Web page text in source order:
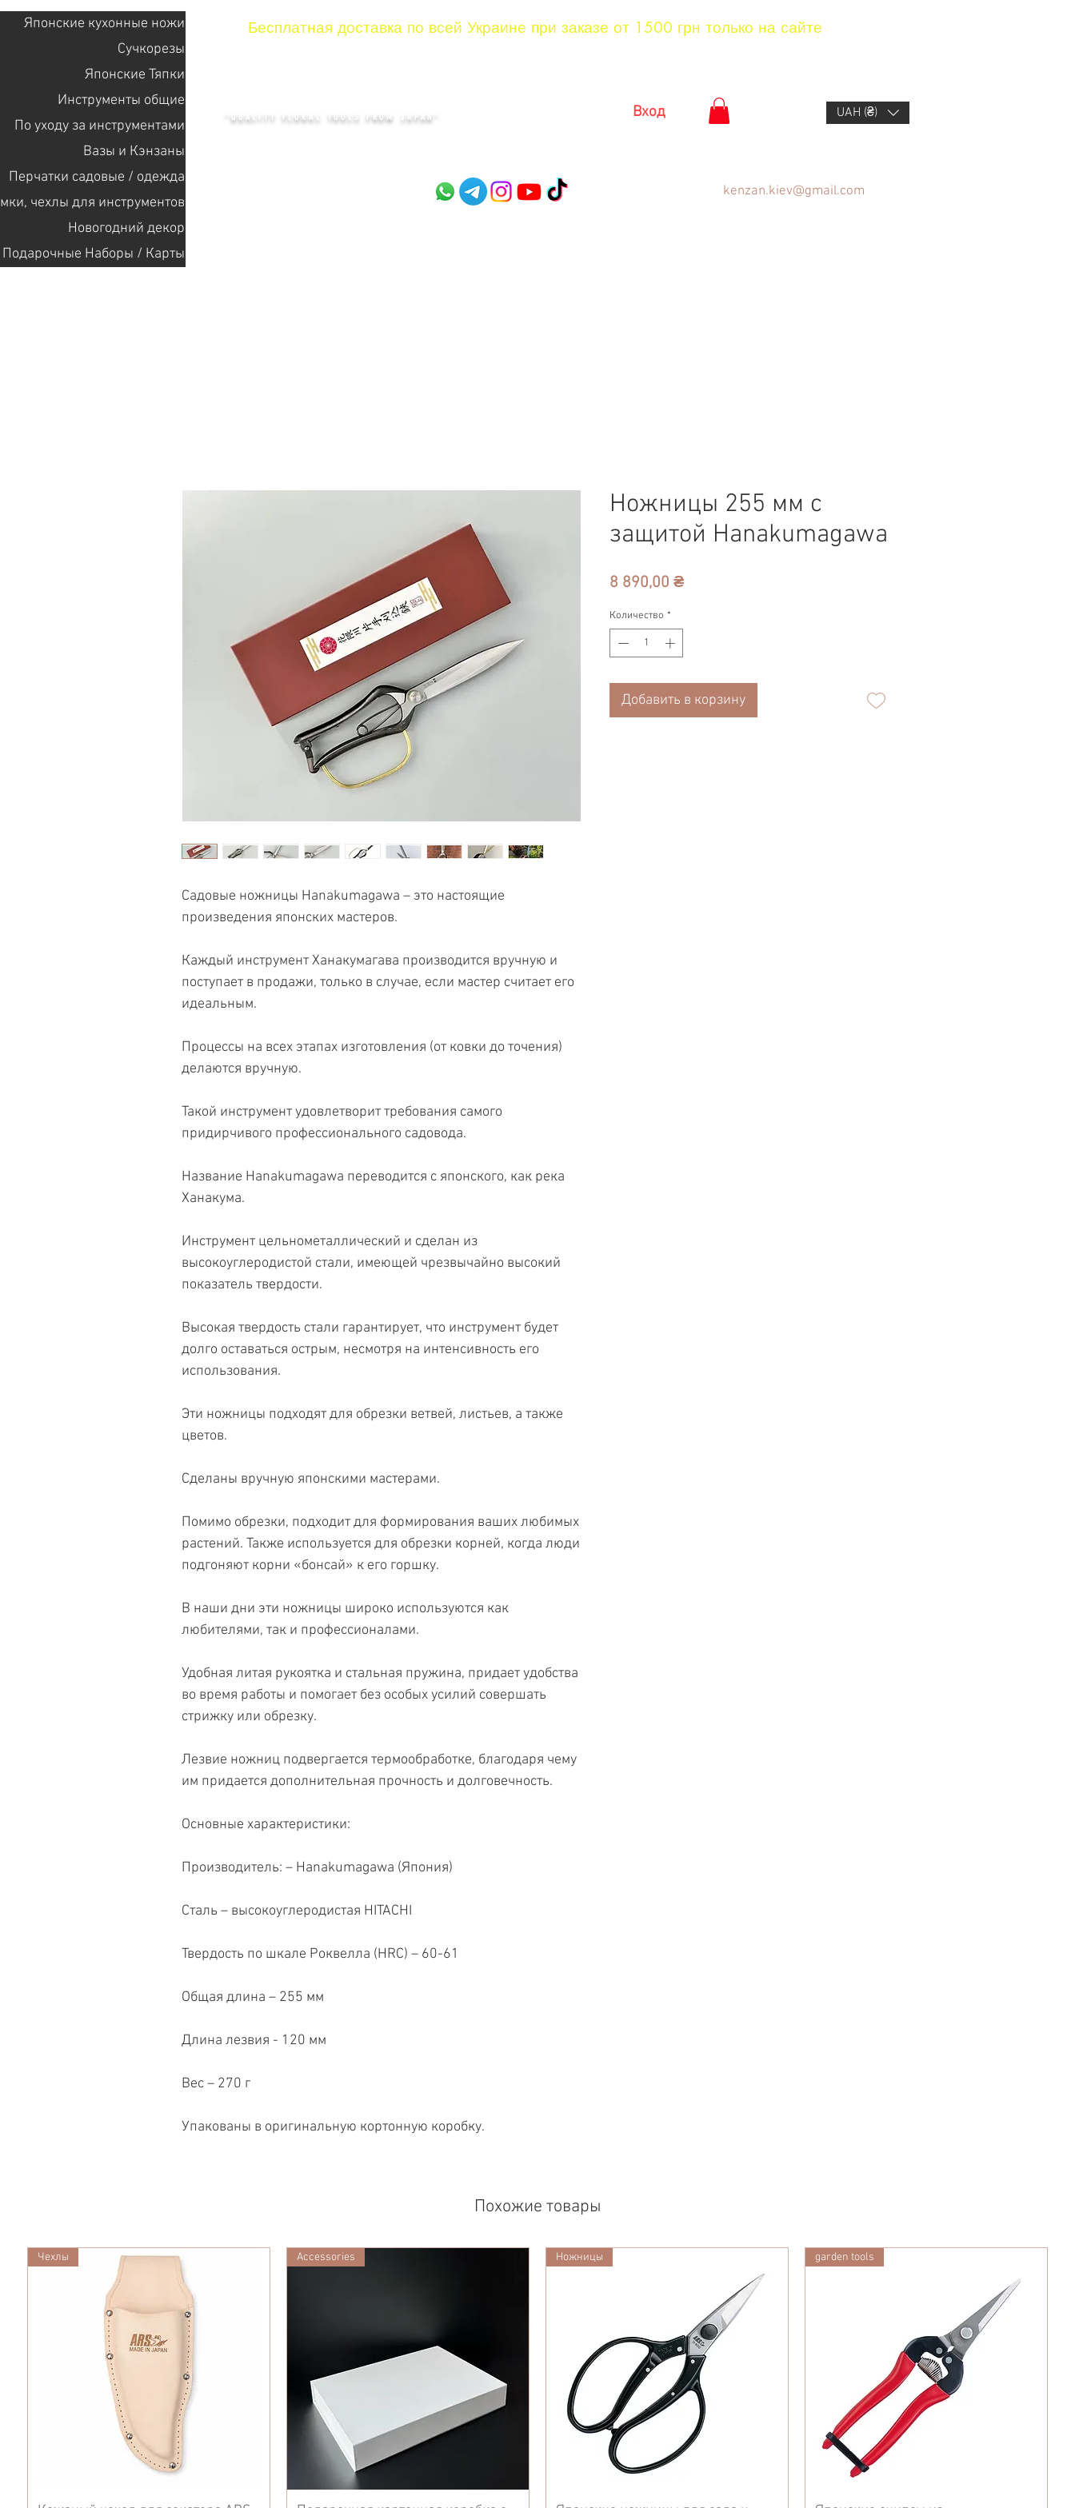
Японские кухонные ножи
Сучкорезы
Японские Тяпки
Инструменты общие
По уходу за инструментами
Bазы и Кэнзаны
Перчатки садовые / одежда
чехлы для инструментов
Новогодний декор
Подарочные Наборы / Карты
Бесплатная доставка по всей Украине при заказе от 1500 грн только на сайте
"QUALITY FLORAL TOOLS FROM JAPAN"​ Вход UAH (₴)
kenzan.kiev@gmail.com
Садовые ножницы Hanakumagawa – это настоящие
произведения японских мастеров.
Каждый инструмент Ханакумагава производится вручную и
поступает в продажи, только в случае, если мастер считает его
идеальным.
Процессы на всех этапах изготовления (от ковки до точения)
делаются вручную.
Такой инструмент удовлетворит требования самого
придирчивого профессионального садовода.
Название Hanakumagawa переводится с японского, как река
Ханакума.
Инструмент цельнометаллический и сделан из
высокоуглеродистой стали, имеющей чрезвычайно высокий
показатель твердости.
Высокая твердость стали гарантирует, что инструмент будет
долго оставаться острым, несмотря на интенсивность его
использования.
Эти ножницы подходят для обрезки ветвей, листьев, а также
цветов.
Сделаны вручную японскими мастерами.
Помимо обрезки, подходит для формирования ваших любимых
растений. Также используется для обрезки корней, когда люди
подгоняют корни «бонсай» к его горшку.
В наши дни эти ножницы широко используются как
любителями, так и профессионалами.
Удобная литая рукоятка и стальная пружина, придает удобства
во время работы и помогает без особых усилий совершать
стрижку или обрезку.
Лезвие ножниц подвергается термообработке, благодаря чему
им придается дополнительная прочность и долговечность.
Основные характеристики:
Производитель: – Hanakumagawa (Япония)
Сталь – высокоуглеродистая HITACHI
Твердость по шкале Роквелла (HRC) – 60-61
Общая длина – 255 мм
Длина лезвия - 120 мм
Вес – 270 г
Упакованы в оригинальную кортонную коробку.
Ножницы 255 мм с
защитой Hanakumagawa
8 890,00 ₴Цена
Количество *
Добавить в корзину
Похожие товары
Чехлы Accessories Ножницы garden tools